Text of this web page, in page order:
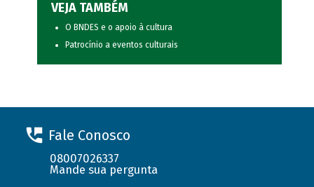
VEJA TAMBÉM
O BNDES e o apoio à cultura
Patrocínio a eventos culturais
Fale Conosco
08007026337
Mande sua pergunta